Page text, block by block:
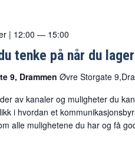
| 12:00 — 15:00
tenke på når du
9, Drammen Øvre Storgate
av kanaler og muligheter du
i hvordan et
alle mulighetene du har og få